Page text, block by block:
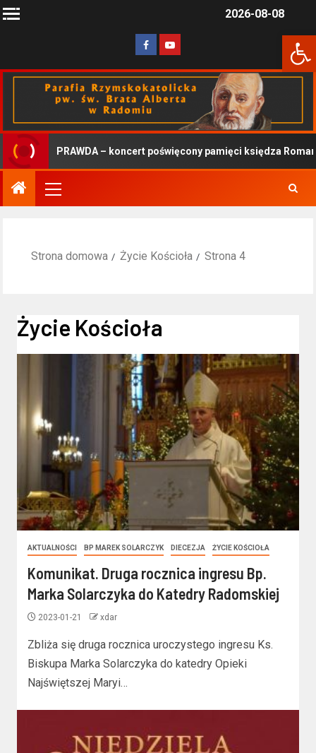
2026-08-08
PRAWDA – koncert poświęcony pamięci księdza
Strona domowa Życie Kościoła Strona 4
Życie Kościoła
AKTUALNOŚCI BP MAREK SOLARCZYK DIECEZJA ŻYCIE KOŚCIOŁA
Komunikat. Druga rocznica ingresu Bp.
Marka Solarczyka do Katedry Radomskiej
2023-01-21 xdar
Zbliża się druga rocznica uroczystego ingresu Ks.
Biskupa Marka Solarczyka do katedry Opieki
Najświętszej Maryi…